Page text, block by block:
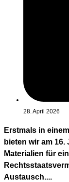
28. April 2026
Erstmals in
bieten wir am
Materialien für
Austausch....